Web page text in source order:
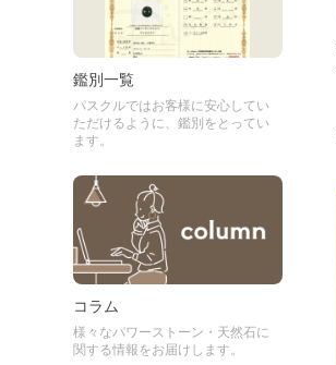
鑑別一覧
パスクルではお客様に安心してい
ただけるように、鑑別をとってい
ます。
コラム
様々なパワーストーン・天然石に
関する情報をお届けします。